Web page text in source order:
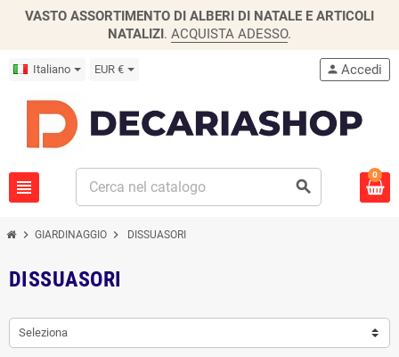
VASTO ASSORTIMENTO DI ALBERI DI NATALE E ARTICOLI
NATALIZI. ACQUISTA ADESSO.
Italiano EUR €
view_headline search
person Accedi
0
chevron_right GIARDINAGGIO chevron_right DISSUASORI
DISSUASORI
Seleziona